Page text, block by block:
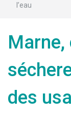
l’eau
Marne,
des